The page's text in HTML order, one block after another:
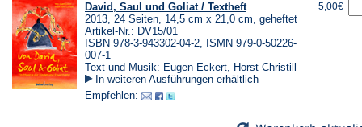
David, Saul und Goliat / Textheft
2013, 24 Seiten, 14,5 cm x 21,0 cm, geheftet
Artikel-Nr.: DV15/01
ISBN 978-3-943302-04-2, ISMN 979-0-50226-
007-1
Text und Musik: Eugen Eckert, Horst Christill
In weiteren Ausführungen erhältlich
Empfehlen:
5,00€